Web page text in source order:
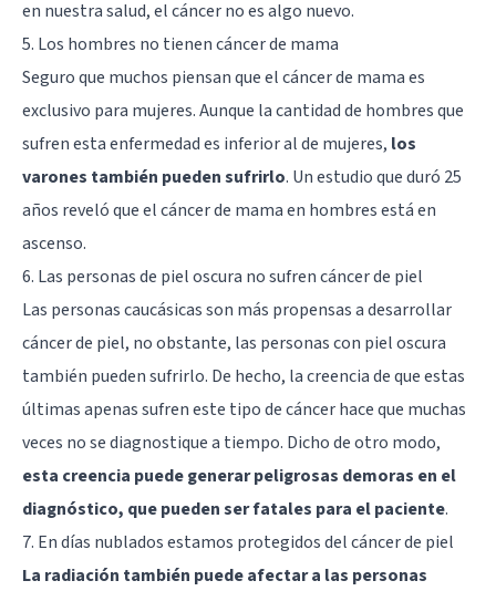
en nuestra salud, el cáncer no es algo nuevo.
5. Los hombres no tienen cáncer de mama
Seguro que muchos piensan que el cáncer de mama es
exclusivo para mujeres. Aunque la cantidad de hombres que
sufren esta enfermedad es inferior al de mujeres, los
varones también pueden sufrirlo. Un estudio que duró 25
años reveló que el cáncer de mama en hombres está en
ascenso.
6. Las personas de piel oscura no sufren cáncer de piel
Las personas caucásicas son más propensas a desarrollar
cáncer de piel, no obstante, las personas con piel oscura
también pueden sufrirlo. De hecho, la creencia de que estas
últimas apenas sufren este tipo de cáncer hace que muchas
veces no se diagnostique a tiempo. Dicho de otro modo,
esta creencia puede generar peligrosas demoras en el
diagnóstico, que pueden ser fatales para el paciente.
7. En días nublados estamos protegidos del cáncer de piel
La radiación también puede afectar a las personas